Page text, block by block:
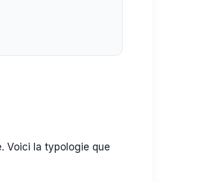
Voici la typologie que